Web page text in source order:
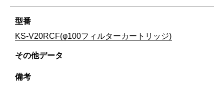
KS-V20RCF(φ100フィルターカートリッジ)